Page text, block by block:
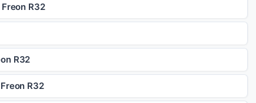
R32
R32
R32